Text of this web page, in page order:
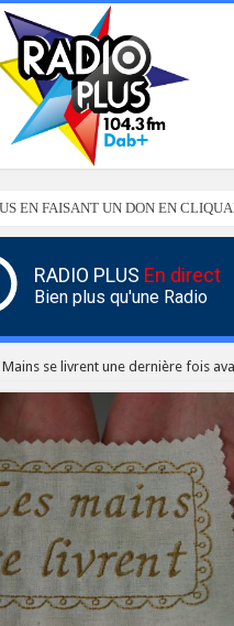
EN FAISANT UN DON EN
RADIO PLUS En direct
Bien plus qu'une Radio
Mains se livrent une dernière fois